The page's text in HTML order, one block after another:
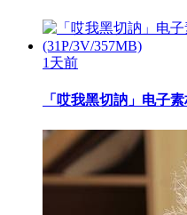
1天前
「哎我黑切訥」电子